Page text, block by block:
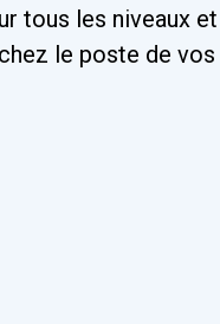
tous les niveaux
le poste de vos